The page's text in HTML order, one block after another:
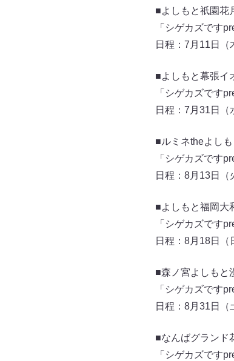
■よしもと祇園花
「シゲカズです
日程：7月11日（
■よしもと幕張イ
「シゲカズです
日程：7月31日（
■ルミネtheよしも
「シゲカズです
日程：8月13日（
■よしもと福岡大
「シゲカズです
日程：8月18日（
■森ノ宮よしもと
「シゲカズです
日程：8月31日（
■なんばグランド
「シゲカズです